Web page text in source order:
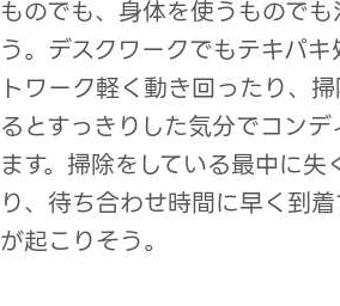
ものでも、身体を使うもので
う。デスクワークでもテキパ
トワーク軽く動き回ったり、
るとすっきりした気分でコン
ます。掃除をしている最中に
り、待ち合わせ時間に早く到
が起こりそう。